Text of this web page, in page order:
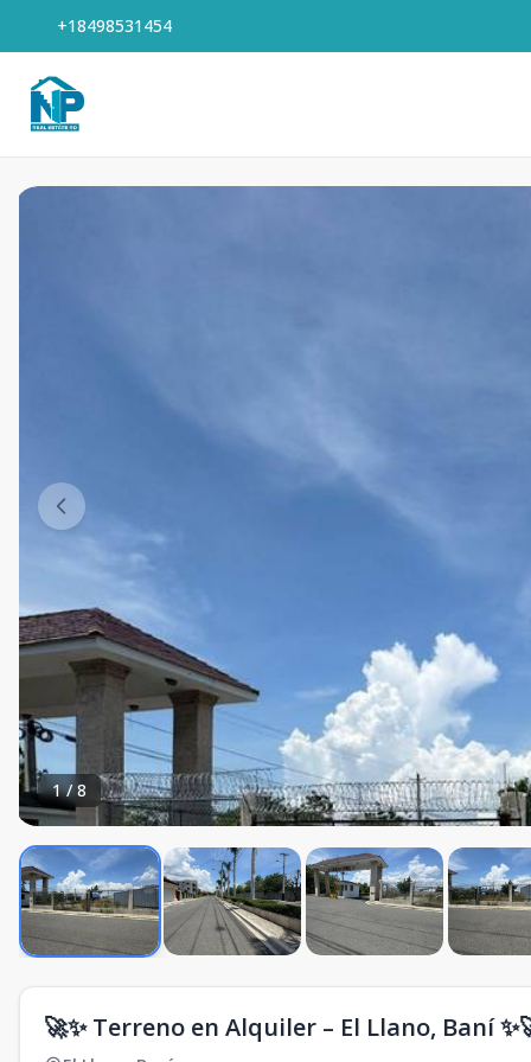
+18498531454
1/8
🚀✨ Terreno en Alquiler – El Llano, Baní